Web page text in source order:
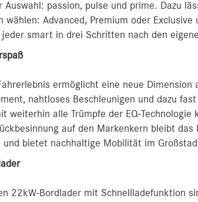
Auswahl: passion, pulse und prime. Dazu
wählen: Advanced, Premium oder Exclusive
smart in drei Schritten nach den
ermöglicht eine neue Dimension
nahtloses Beschleunigen und dazu
weiterhin alle Trümpfe der EQ-Technologie
auf den Markenkern bleibt das
und bietet nachhaltige Mobilität im
22kW-Bordlader mit Schnellladefunktion